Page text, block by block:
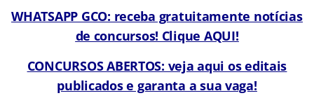
WHATSAPP GCO: receba gratuitamente notícias
de concursos! Clique AQUI!
CONCURSOS ABERTOS: veja aqui os editais
publicados e garanta a sua vaga!